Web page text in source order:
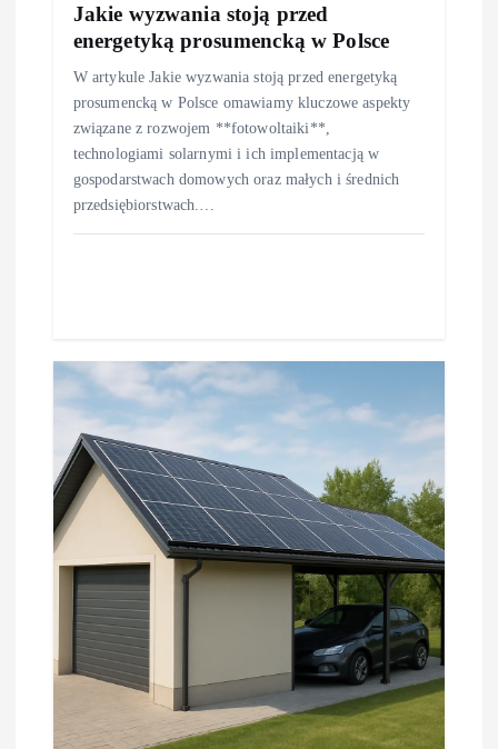
Jakie wyzwania stoją przed
energetyką prosumencką w Polsce
W artykule Jakie wyzwania stoją przed energetyką
prosumencką w Polsce omawiamy kluczowe aspekty
związane z rozwojem **fotowoltaiki**,
technologiami solarnymi i ich implementacją w
gospodarstwach domowych oraz małych i średnich
przedsiębiorstwach.…